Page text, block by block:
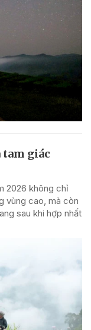
tam giác
2026 không chỉ
vùng cao, mà còn
sau khi hợp nhất